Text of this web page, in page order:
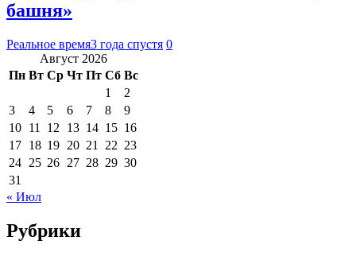
башня»
Реальное время3 года спустя 0
Август 2026
Пн Вт Ср Чт Пт Сб Вс
1
2
3
4 5 6 7 8
9
10 11 12 13 14 15 16
17 18 19 20 21 22 23
24 25 26 27 28 29 30
31
« Июл
Рубрики